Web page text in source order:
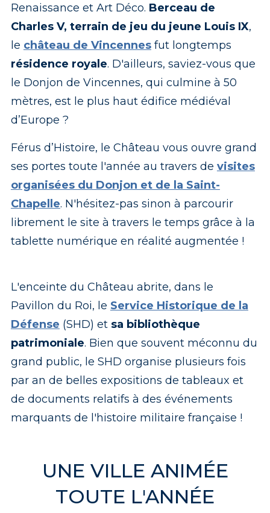
Renaissance et Art Déco. Berceau de
Charles V, terrain de jeu du jeune Louis IX,
le château de Vincennesfut longtemps
résidence royale. D'ailleurs, saviez-vous que
le Donjon de Vincennes, qui culmine à 50
mètres, est le plus haut édifice médiéval
d’Europe ?
Férus d’Histoire, le Château vous ouvre grand
ses portes toute l'année au travers de visites
organisées du Donjon et de la Saint-
Chapelle. N'hésitez-pas sinon à parcourir
librement le site à travers le temps grâce à la
tablette numérique en réalité augmentée !
L'enceinte du Château abrite, dans le
Pavillon du Roi, le Service Historique de la
Défense (SHD) et sa bibliothèque
patrimoniale. Bien que souvent méconnu du
grand public, le SHD organise plusieurs fois
par an de belles expositions de tableaux et
de documents relatifs à des événements
marquants de l'histoire militaire française !
UNE VILLE ANIMÉE
TOUTE L'ANNÉE